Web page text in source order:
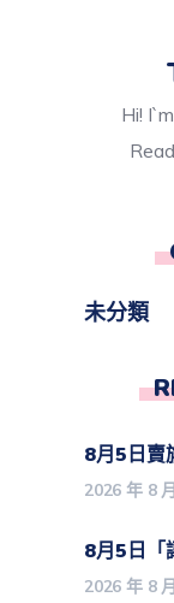
Hi!
未分類
8月5日賣
2026 年 8
8月5日「
2026 年 8